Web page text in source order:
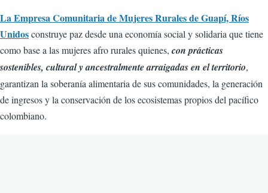
La Empresa Comunitaria de Mujeres Rurales de Guapí, Ríos
Unidosconstruye paz desde una economía social y solidaria que tiene
como base a las mujeres afro rurales quienes, con prácticas
sostenibles, cultural y ancestralmente arraigadas en el territorio,
garantizan la soberanía alimentaria de sus comunidades, la generación
de ingresos y la conservación de los ecosistemas propios del pacífico
colombiano.